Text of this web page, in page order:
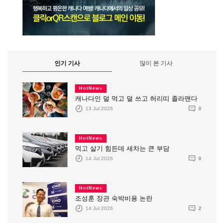
인기 기사 많이 본 기사
HotNews
캐나다인 덜 먹고 덜 쓰고 허리띠 졸라맨다
13 Jul 2026 0
HotNews
먹고 살기 힘든데 새차는 큰 부담
14 Jul 2026 0
HotNews
조성훈 장관 숙박비용 논란
14 Jul 2026 2